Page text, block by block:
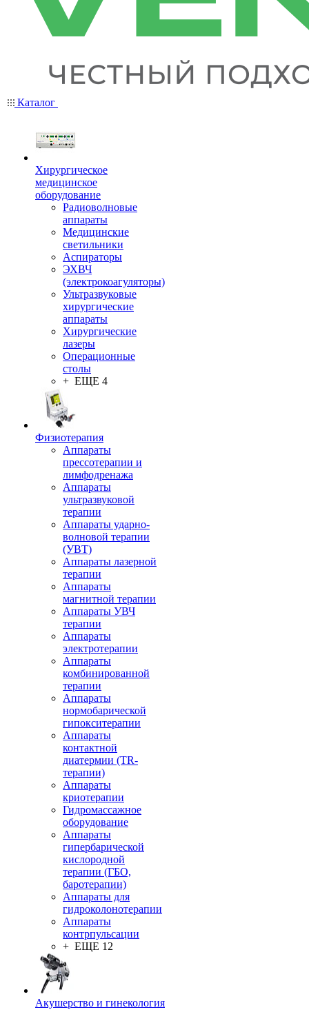
Каталог
Хирургическое
медицинское
оборудование
Радиоволновые
аппараты
Медицинские
светильники
Аспираторы
ЭХВЧ
(электрокоагуляторы)
Ультразвуковые
хирургические
аппараты
Хирургические
лазеры
Операционные
столы
+ ЕЩЕ 4
Физиотерапия
Аппараты
прессотерапии и
лимфодренажа
Аппараты
ультразвуковой
терапии
Аппараты ударно-
волновой терапии
(УВТ)
Аппараты лазерной
терапии
Аппараты
магнитной терапии
Аппараты УВЧ
терапии
Аппараты
электротерапии
Аппараты
комбинированной
терапии
Аппараты
нормобарической
гипокситерапии
Аппараты
контактной
диатермии (TR-
терапии)
Аппараты
криотерапии
Гидромассажное
оборудование
Аппараты
гипербарической
кислородной
терапии (ГБО,
баротерапии)
Аппараты для
гидроколонотерапии
Аппараты
контрпульсации
+ ЕЩЕ 12
Акушерство и гинекология